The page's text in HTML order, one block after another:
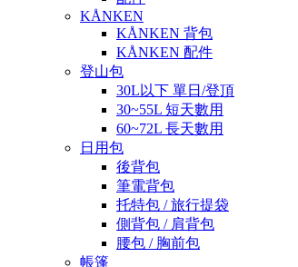
KÅNKEN
KÅNKEN 背包
KÅNKEN 配件
登山包
30L以下 單日/登頂
30~55L 短天數用
60~72L 長天數用
日用包
後背包
筆電背包
托特包 / 旅行提袋
側背包 / 肩背包
腰包 / 胸前包
帳篷